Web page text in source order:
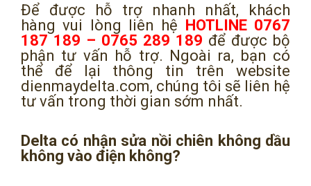
Để được hỗ trợ nhanh nhất, khách
hàng vui lòng liên hệ HOTLINE 0767
187 189 – 0765 289 189 để được bộ
phận tư vấn hỗ trợ. Ngoài ra, bạn có
thể để lại thông tin trên website
dienmaydelta.com, chúng tôi sẽ liên hệ
tư vấn trong thời gian sớm nhất.
Delta có nhận sửa nồi chiên không dầu
không vào điện không?